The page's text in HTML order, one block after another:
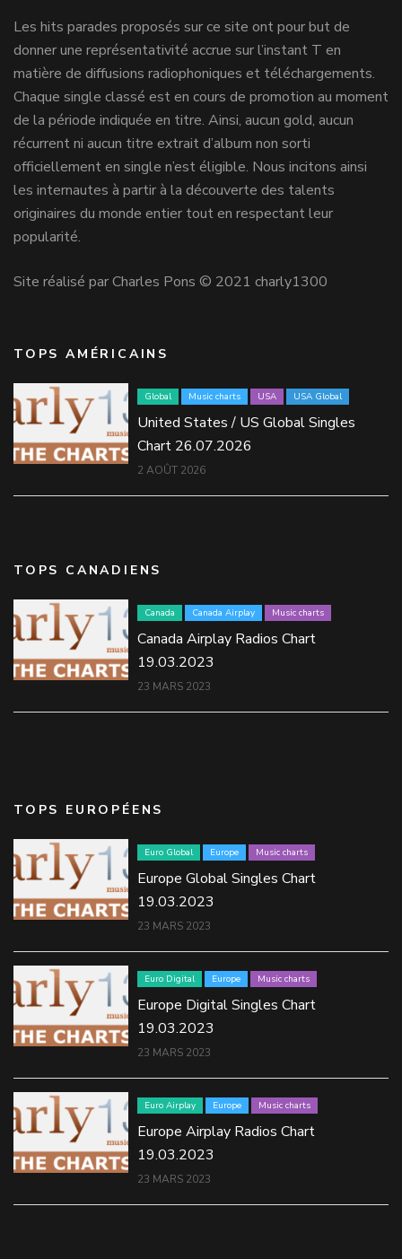
Les hits parades proposés sur ce site ont pour but de
donner une représentativité accrue sur l’instant T en
matière de diffusions radiophoniques et téléchargements.
Chaque single classé est en cours de promotion au moment
de la période indiquée en titre. Ainsi, aucun gold, aucun
récurrent ni aucun titre extrait d’album non sorti
officiellement en single n’est éligible. Nous incitons ainsi
les internautes à partir à la découverte des talents
originaires du monde entier tout en respectant leur
popularité.
Site réalisé par Charles Pons © 2021 charly1300
TOPS AMÉRICAINS
Global Music charts USA USA Global
United States / US Global Singles
Chart 26.07.2026
2 AOÛT 2026
TOPS CANADIENS
Canada Canada Airplay Music charts
Canada Airplay Radios Chart
19.03.2023
23 MARS 2023
TOPS EUROPÉENS
Euro Global Europe Music charts
Europe Global Singles Chart
19.03.2023
23 MARS 2023
Euro Digital Europe Music charts
Europe Digital Singles Chart
19.03.2023
23 MARS 2023
Euro Airplay Europe Music charts
Europe Airplay Radios Chart
19.03.2023
23 MARS 2023